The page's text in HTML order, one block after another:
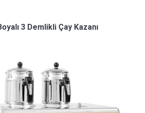
3 Demlikli Çay Kazanı